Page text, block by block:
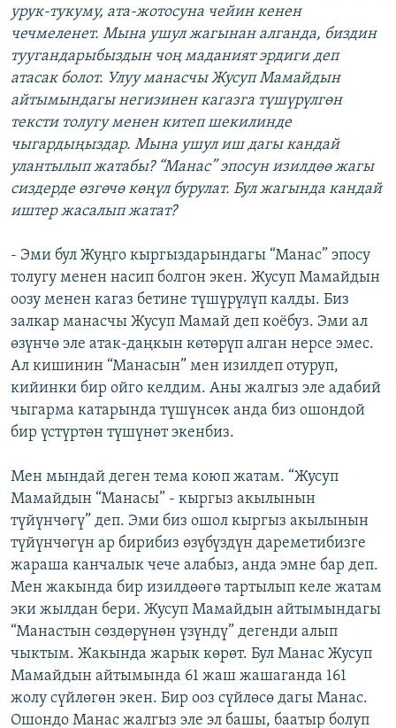
урук-тукуму, ата-жотосуна чейин кенен
чечмеленет. Мына ушул жагынан алганда, биздин
туугандарыбыздын чоң маданият эрдиги деп
атасак болот. Улуу манасчы Жусуп Мамайдын
айтымындагы негизинен кагазга түшүрүлгөн
тексти толугу менен китеп шекилинде
чыгардыңыздар. Мына ушул иш дагы кандай
улантылып жатабы? “Манас” эпосун изилдөө жагы
сиздерде өзгөчө көңүл бурулат. Бул жагында кандай
иштер жасалып жатат?
- Эми бул Жуңго кыргыздарындагы “Манас” эпосу
толугу менен насип болгон экен. Жусуп Мамайдын
оозу менен кагаз бетине түшүрүлүп калды. Биз
залкар манасчы Жусуп Мамай деп коёбуз. Эми ал
өзүнчө эле атак-даңкын көтөрүп алган нерсе эмес.
Ал кишинин “Манасын” мен изилдеп отуруп,
кийинки бир ойго келдим. Аны жалгыз эле адабий
чыгарма катарында түшүнсөк анда биз ошондой
бир үстүртөн түшүнөт экенбиз.
Мен мындай деген тема коюп жатам. “Жусуп
Мамайдын “Манасы” - кыргыз акылынын
түйүнчөгү” деп. Эми биз ошол кыргыз акылынын
түйүнчөгүн ар бирибиз өзүбүздүн дареметибизге
жараша канчалык чече алабыз, анда эмне бар деп.
Мен жакында бир изилдөөгө тартылып келе жатам
эки жылдан бери. Жусуп Мамайдын айтымындагы
“Манастын сөздөрүнөн үзүндү” дегенди алып
чыктым. Жакында жарык көрөт. Бул Манас Жусуп
Мамайдын айтымында 61 жаш жашаганда 161
жолу сүйлөгөн экен. Бир ооз сүйлөсө дагы Манас.
Ошондо Манас жалгыз эле эл башы, баатыр болуп